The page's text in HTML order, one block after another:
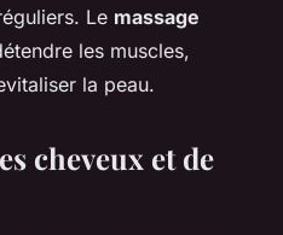
Le massage
les muscles,
la peau.
cheveux et de